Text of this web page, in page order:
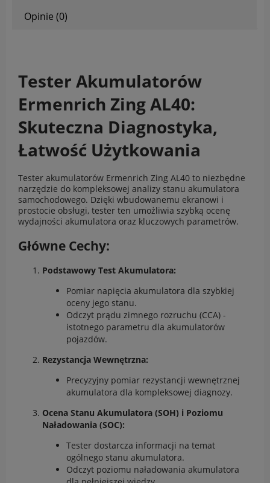
Opinie (0)
Tester Akumulatorów
Ermenrich Zing AL40:
Skuteczna Diagnostyka,
Łatwość Użytkowania
Tester akumulatorów Ermenrich Zing AL40 to niezbędne
narzędzie do kompleksowej analizy stanu akumulatora
samochodowego. Dzięki wbudowanemu ekranowi i
prostocie obsługi, tester ten umożliwia szybką ocenę
wydajności akumulatora oraz kluczowych parametrów.
Główne Cechy:
Podstawowy Test Akumulatora:
Pomiar napięcia akumulatora dla szybkiej
oceny jego stanu.
Odczyt prądu zimnego rozruchu (CCA) -
istotnego parametru dla akumulatorów
pojazdów.
Rezystancja Wewnętrzna:
Precyzyjny pomiar rezystancji wewnętrznej
akumulatora dla kompleksowej diagnozy.
Ocena Stanu Akumulatora (SOH) i Poziomu
Naładowania (SOC):
Tester dostarcza informacji na temat
ogólnego stanu akumulatora.
Odczyt poziomu naładowania akumulatora